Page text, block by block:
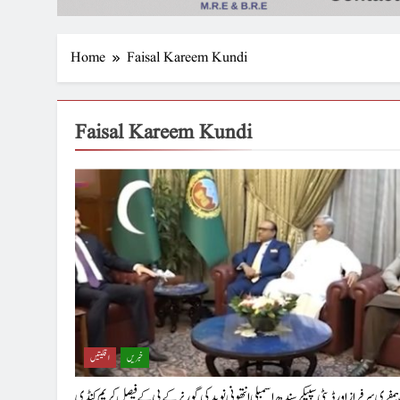
Home Faisal Kareem Kundi
Faisal Kareem Kundi
اقلیتیں خبریں